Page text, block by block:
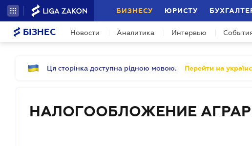
БИЗНЕСУ ЮРИСТУ
БІЗНЕС Новости Аналитика Интервью
Ця сторінка доступна рідною мовою. Перейти на
НАЛОГООБЛОЖЕНИЕ